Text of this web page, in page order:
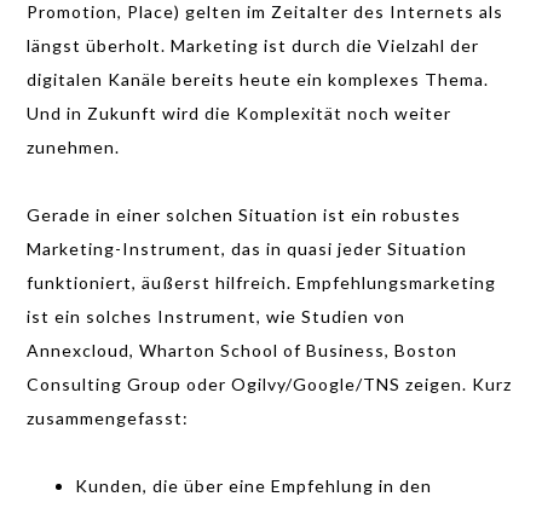
Promotion, Place) gelten im Zeitalter des Internets als
längst überholt. Marketing ist durch die Vielzahl der
digitalen Kanäle bereits heute ein komplexes Thema.
Und in Zukunft wird die Komplexität noch weiter
zunehmen.
Gerade in einer solchen Situation ist ein robustes
Marketing-Instrument, das in quasi jeder Situation
funktioniert, äußerst hilfreich. Empfehlungsmarketing
ist ein solches Instrument, wie Studien von
Annexcloud, Wharton School of Business, Boston
Consulting Group oder Ogilvy/Google/TNS zeigen. Kurz
zusammengefasst:
Kunden, die über eine Empfehlung in den